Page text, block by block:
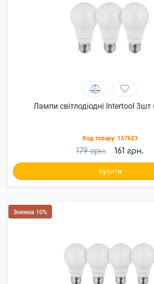
Лампи світлодіодні Intertool 3шт
Код товару: 137623
179 грн. 161 грн.
Купити
Знижка 10%